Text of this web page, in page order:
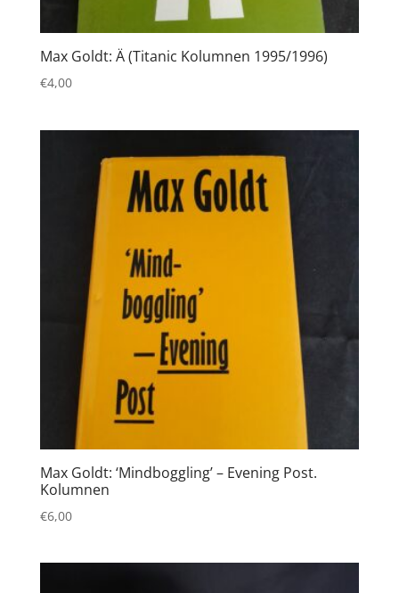
Max Goldt: Ä (Titanic Kolumnen 1995/1996)
€4,00
Max Goldt: ‘Mindboggling’ – Evening Post.
Kolumnen
€6,00